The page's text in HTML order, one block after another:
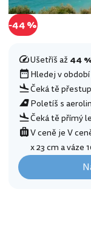
-44 %
Ušetříš až44
Hledej v období
Čeká tě
Poletíš s
Čeká tě přímý
V ceně je V
x 23 cm a váze